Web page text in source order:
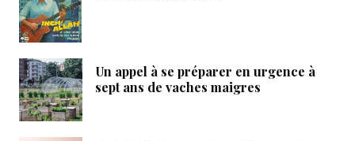
Un appel à se préparer en urgence à
sept ans de vaches maigres